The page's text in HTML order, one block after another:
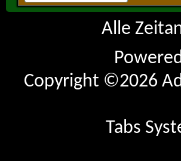
Alle
Copyright ©2026
Tabs